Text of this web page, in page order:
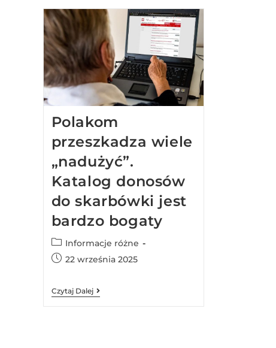
Polakom
przeszkadza wiele
„nadużyć”.
Katalog donosów
do skarbówki jest
bardzo bogaty
Informacje różne
22 września 2025
Czytaj Dalej